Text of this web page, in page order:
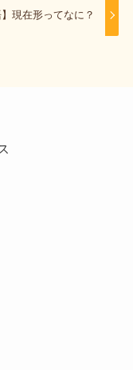
】現在形ってなに？